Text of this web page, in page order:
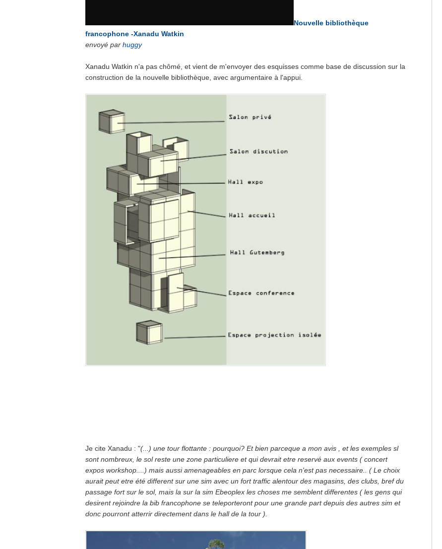
Nouvelle bibliothèque
francophone -Xanadu Watkin
envoyé par huggy
Xanadu Watkin n'a pas chômé, et vient de m'envoyer des esquisses comme base de discussion sur la
construction de la nouvelle bibliothèque, avec argumentaire à l'appui.
Je cite Xanadu : "(...) une tour flottante : pourquoi? Et bien parceque a mon avis , et les exemples sl
sont nombreux, le sol reste une zone particuliere et qui devrait etre reservé aux events ( concert
expos workshop....) mais aussi amenageables en parc lorsque cela n'est pas necessaire.. ( Le choix
aurait peut etre été different sur une sim avec un fort traffic alentour des magasins, des clubs, bref du
passage fort sur le sol, mais la sur la sim Ebeoplex les choses me semblent differentes ( les gens qui
desirent rejoindre la bib francophone se teleporteront pour une grande part depuis des autres sim et
donc pourront atterrir directement dans le hall de la tour ).